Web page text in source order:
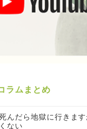
ラムまとめ
んだら地獄に行きま
くない